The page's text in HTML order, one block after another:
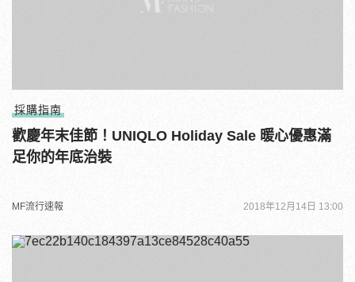
採購指南
歡慶年末佳節！UNIQLO Holiday Sale 暖心優惠滿
足你的年底治裝
MF流行速報 2018年12月14日 13:00